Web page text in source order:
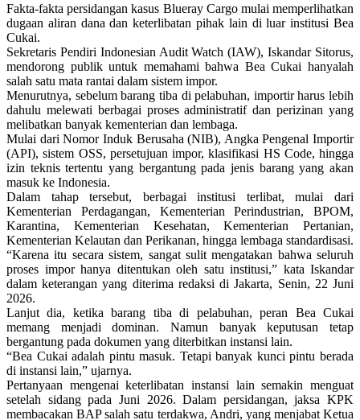
Fakta-fakta persidangan kasus Blueray Cargo mulai memperlihatkan
dugaan aliran dana dan keterlibatan pihak lain di luar institusi Bea
Cukai.
Sekretaris Pendiri Indonesian Audit Watch (IAW), Iskandar Sitorus,
mendorong publik untuk memahami bahwa Bea Cukai hanyalah
salah satu mata rantai dalam sistem impor.
Menurutnya, sebelum barang tiba di pelabuhan, importir harus lebih
dahulu melewati berbagai proses administratif dan perizinan yang
melibatkan banyak kementerian dan lembaga.
Mulai dari Nomor Induk Berusaha (NIB), Angka Pengenal Importir
(API), sistem OSS, persetujuan impor, klasifikasi HS Code, hingga
izin teknis tertentu yang bergantung pada jenis barang yang akan
masuk ke Indonesia.
Dalam tahap tersebut, berbagai institusi terlibat, mulai dari
Kementerian Perdagangan, Kementerian Perindustrian, BPOM,
Karantina, Kementerian Kesehatan, Kementerian Pertanian,
Kementerian Kelautan dan Perikanan, hingga lembaga standardisasi.
“Karena itu secara sistem, sangat sulit mengatakan bahwa seluruh
proses impor hanya ditentukan oleh satu institusi,” kata Iskandar
dalam keterangan yang diterima redaksi di Jakarta, Senin, 22 Juni
2026.
Lanjut dia, ketika barang tiba di pelabuhan, peran Bea Cukai
memang menjadi dominan. Namun banyak keputusan tetap
bergantung pada dokumen yang diterbitkan instansi lain.
“Bea Cukai adalah pintu masuk. Tetapi banyak kunci pintu berada
di instansi lain,” ujarnya.
Pertanyaan mengenai keterlibatan instansi lain semakin menguat
setelah sidang pada Juni 2026. Dalam persidangan, jaksa KPK
membacakan BAP salah satu terdakwa, Andri, yang menjabat Ketua